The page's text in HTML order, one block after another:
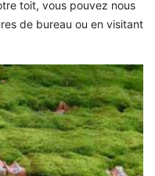
toit, vous pouvez nous
de bureau ou en visitant